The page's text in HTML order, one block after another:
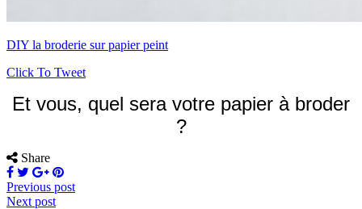
DIY la broderie sur papier peint
Click To Tweet
Et vous, quel sera votre papier à broder
?
Share
Previous post
Next post